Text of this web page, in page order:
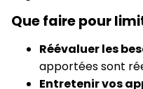
Que faire pour
Réévaluer les
apportées sont
Entretenir vos